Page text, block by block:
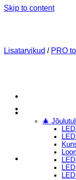
Skip to content
🎄
Lisatarvikud / PRO